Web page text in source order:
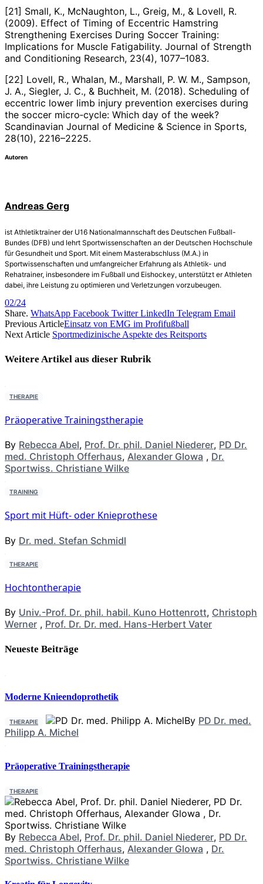
[21] Small, K., McNaughton, L., Greig, M., & Lovell, R.
(2009). Effect of Timing of Eccentric Hamstring
Strengthening Exercises During Soccer Training:
Implications for Muscle Fatigability. Journal of Strength
and Conditioning Research, 23(4), 1077–1083.
[22] Lovell, R., Whalan, M., Marshall, P. W. M., Sampson,
J. A., Siegler, J. C., & Buchheit, M. (2018). Scheduling of
eccentric lower limb injury prevention exercises during
the soccer micro‐cycle: Which day of the week?
Scandinavian Journal of Medicine & Science in Sports,
28(10), 2216–2225.
Autoren
Andreas Gerg
ist Athletiktrainer der U16 Nationalmannschaft des Deutschen Fußball-
Bundes (DFB) und lehrt Sportwissenschaften an der Deutschen Hochschule
für Gesundheit und Sport. Mit einem Masterabschluss (M.A.) in
Sportwissenschaften und umfangreicher Erfahrung als Athletik- und
Rehatrainer, insbesondere im Fußball und Eishockey, unterstützt er Athleten
dabei, ihre Leistung zu optimieren und Verletzungen vorzubeugen.
02/24
Share. WhatsApp Facebook Twitter LinkedIn Telegram Email
Previous ArticleEinsatz von EMG im Profifußball
Next Article Sportmedizinische Aspekte des Reitsports
Weitere Artikel aus dieser Rubrik
THERAPIE
Präoperative Trainingstherapie
By Rebecca Abel, Prof. Dr. phil. Daniel Niederer, PD Dr.
med. Christoph Offerhaus, Alexander Glowa , Dr.
Sportwiss. Christiane Wilke
TRAINING
Sport mit Hüft- oder Knieprothese
By Dr. med. Stefan Schmidl
THERAPIE
Hochtontherapie
By Univ.-Prof. Dr. phil. habil. Kuno Hottenrott, Christoph
Werner , Prof. Dr. Dr. med. Hans-Herbert Vater
Neueste Beiträge
Moderne Knieendoprothetik
THERAPIE By PD Dr. med.
Philipp A. Michel
Präoperative Trainingstherapie
THERAPIE
By Rebecca Abel, Prof. Dr. phil. Daniel Niederer, PD Dr.
med. Christoph Offerhaus, Alexander Glowa , Dr.
Sportwiss. Christiane Wilke